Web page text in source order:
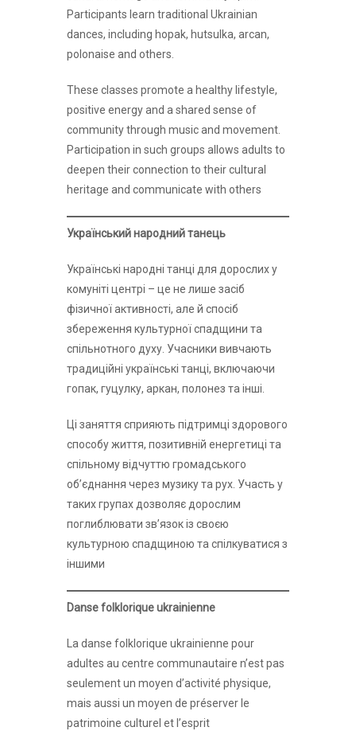
Participants learn traditional Ukrainian
dances, including hopak, hutsulka, arcan,
polonaise and others.
These classes promote a healthy lifestyle,
positive energy and a shared sense of
community through music and movement.
Participation in such groups allows adults to
deepen their connection to their cultural
heritage and communicate with others
Український народний танець
Українські народні танці для дорослих у
комуніті центрі – це не лише засіб
фізичної активності, але й спосіб
збереження культурної спадщини та
спільнотного духу. Учасники вивчають
традиційні українські танці, включаючи
гопак, гуцулку, аркан, полонез та інші.
Ці заняття сприяють підтримці здорового
способу життя, позитивній енергетиці та
спільному відчуттю громадського
об’єднання через музику та рух. Участь у
таких групах дозволяє дорослим
поглиблювати зв’язок із своєю
культурною спадщиною та спілкуватися з
іншими
Danse folklorique ukrainienne
La danse folklorique ukrainienne pour
adultes au centre communautaire n’est pas
seulement un moyen d’activité physique,
mais aussi un moyen de préserver le
patrimoine culturel et l’esprit